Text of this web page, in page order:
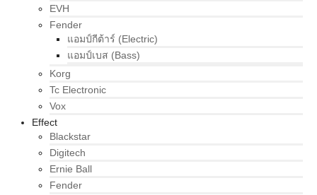
EVH
Fender
แอมป์กีต้าร์ (Electric)
แอมป์เบส (Bass)
Korg
Tc Electronic
Vox
Effect
Blackstar
Digitech
Ernie Ball
Fender